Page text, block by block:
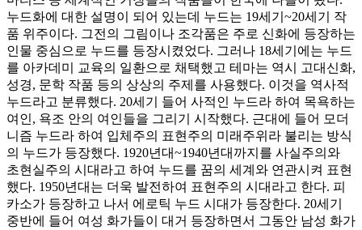
누드화에 대한 설명이 되어 있는데 누드는 19세기~20세기 작
품 위주이다. 그전의 그림이나 조각품은 주로 신화에 등장하는
인물 중심으로 누드를 등장시켰었다. 그러나 18세기에는 누드
를 아카데미 교육의 일환으로 채택했고 테마는 역시 고대신화,
성경, 문학 작품 등의 상상의 주제를 사용했다. 이것을 역사적
누드라고 분류했다. 20세기 들어 사적인 누드라 하여 목욕하는
여인, 욕조 안의 여인들을 그리기 시작했다. 근대에 들어 모더
니즘 누드라 하여 입체주의 표현주의 미래주위라 불리는 방식
의 누드가 등장했다. 1920년대~1940년대까지를 사실주의와
초현실주의 시대라고 하여 누드를 꿈의 세계와 연관시켜 표현
했다. 1950년대는 더욱 발전하여 표현주의 시대라고 한다. 피
카소가 등장하고 나서 에로틱 누드 시대가 등장한다. 20세기
중반에 들어 여성 화가들이 대거 등장하면서 그동안 남성 화가